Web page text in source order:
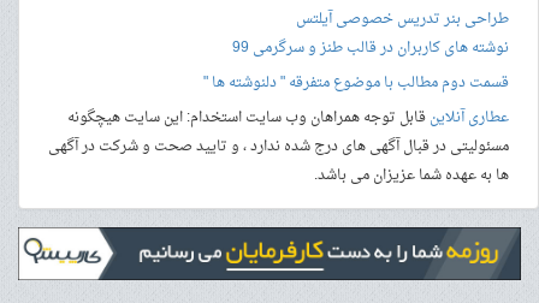
طراحی بنرتدریس خصوصی آیلتس
نوشته های کاربران در قالب طنز و سرگرمی 99
قسمت دوم مطالب با موضوع متفرقه " دلنوشته ها "
عطاری آنلاینقابل توجه همراهان وب سایت استخدام: این سایت هیچگونه
مسئولیتی در قبال آگهی های درج شده ندارد ، و تایید صحت و شرکت در آگهی
ها به عهده شما عزیزان می باشد.